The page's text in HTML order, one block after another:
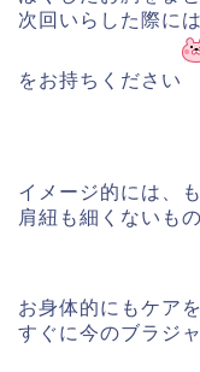
次回いらした際に
をお持ちください
イメージ的には、
肩紐も細くないも
お身体的にもケア
すぐに今のブラジ